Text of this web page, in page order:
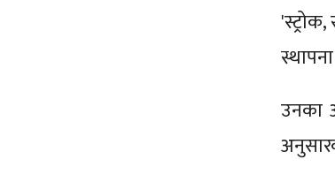
उनका